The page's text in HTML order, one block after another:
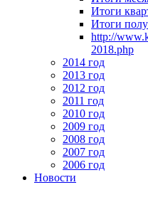
Итоги
Итоги
http://
2018.php
2014 год
2013 год
2012 год
2011 год
2010 год
2009 год
2008 год
2007 год
2006 год
Новости